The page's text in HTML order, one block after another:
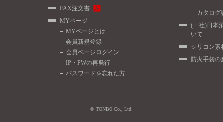
FAX注文書
MYページ
MYページとは
会員新規登録
会員ページログイン
IP・PWの再発行
パスワードを忘れた方
カタログ
(一社)日本
いて
シリコン素
防火手袋の
© TONBO Co., Ltd.